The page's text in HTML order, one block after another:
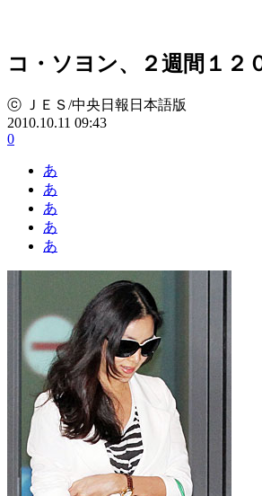
コ・ソヨン、２週間１２
ⓒ ＪＥＳ/中央日報日本語版
2010.10.11 09:43
0
あ
あ
あ
あ
あ